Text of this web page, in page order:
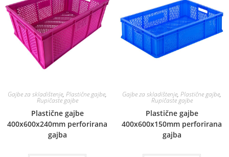
Gajbe za skladištenje, Plastične gajbe,
Rupičaste gajbe
Plastične gajbe
400x600x240mm perforirana
gajba
Gajbe za skladištenje, Plastične gajbe,
Rupičaste gajbe
Plastične gajbe
400x600x150mm perforirana
gajba